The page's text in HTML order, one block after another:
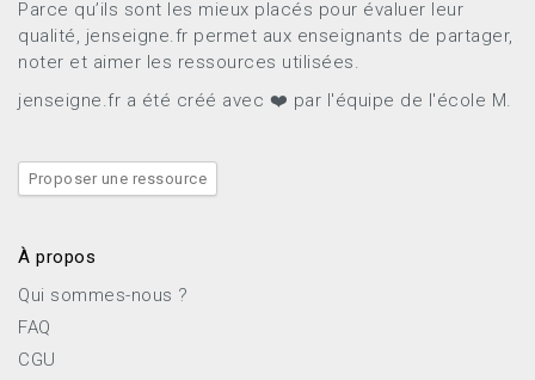
Parce qu’ils sont les mieux placés pour évaluer leur
qualité, jenseigne.fr permet aux enseignants de partager,
noter et aimer les ressources utilisées.
jenseigne.fr a été créé avec ❤️ par l'équipe de l'école M.
Proposer une ressource
À propos
Qui sommes-nous ?
FAQ
CGU